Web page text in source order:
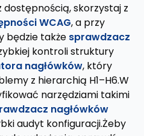
skorzystaj z
WCAG, a przy
będzie także sprawdzacz
kontroli struktury
nagłówków, który
z hierarchią H1–H6.W
narzędziami takimi
nagłówków
audyt konfiguracji.Żeby